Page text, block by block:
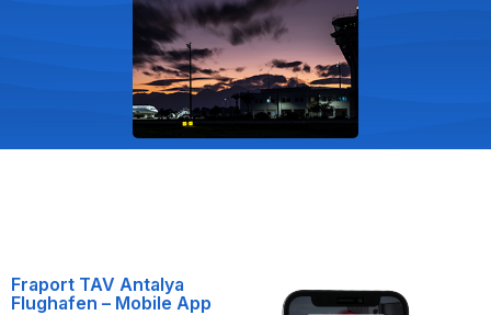
Fraport TAV Antalya
Flughafen – Mobile App